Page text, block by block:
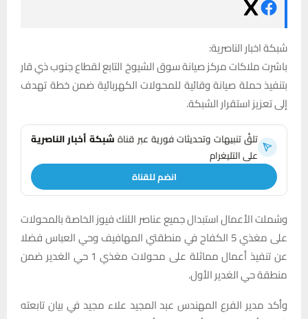
شبكة اخبار الناصرية:
باشرت ملاكات مركز صيانة سوق الشيوخ التابع لقطاع جنوب ذي قار
بتنفيذ حملة صيانة وقائية للمحولات الكهربائية ضمن خطة تهدف
إلى تعزيز استقرار الشبكة.
تلقَّ تنبيهات وتحديثات فورية عبر قناةشبكة أخبار الناصرية
على التليغرام
انضم للقناة
وشملت الأعمال استبدال جميع عناصر اللنك فيوز الخاصة بالمحولات
على مغذي 5 الكفاح في منطقتي المهافيف وحي العباس فضلا
عن تنفيذ أعمال مماثلة على محولات مغذي 1 حي الغدير ضمن
منطقة حي الغدير الأول.
وأكد مدير الفرع المهندس عبد المجيد علاء مجيد في بيان تابعته